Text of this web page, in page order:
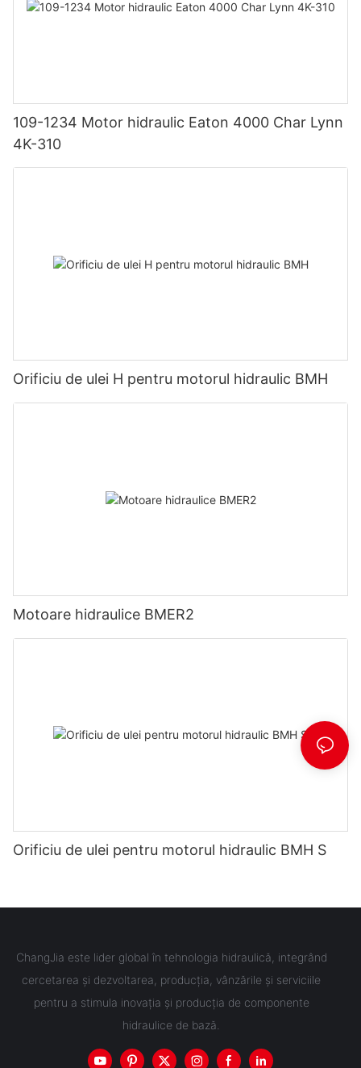
109-1234 Motor hidraulic Eaton 4000 Char Lynn
4K-310
Orificiu de ulei H pentru motorul hidraulic BMH
Motoare hidraulice BMER2
Orificiu de ulei pentru motorul hidraulic BMH S
ChangJia este lider global în tehnologia hidraulică, integrând
cercetarea și dezvoltarea, producția, vânzările și serviciile
pentru a stimula inovația și producția de componente
hidraulice de bază.